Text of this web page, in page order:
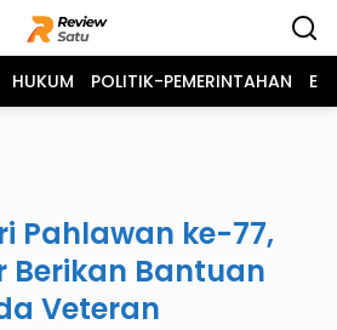
HUKUM POLITIK-PEMERINTAHAN
Pahlawan ke-77,
Berikan Bantuan
Veteran